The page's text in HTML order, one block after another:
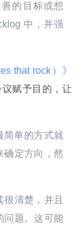
的目标或想
中，并强
that rock）》
赋予目的，让
简单的方式就
确定方向，然
清楚，并且
问题。这可能